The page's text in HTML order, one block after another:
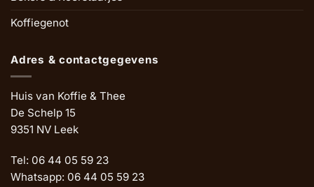
Koffiegenot
Adres & contactgegevens
Huis van Koffie & Thee
De Schelp 15
9351 NV Leek
Tel: 06 44 05 59 23
Whatsapp: 06 44 05 59 23